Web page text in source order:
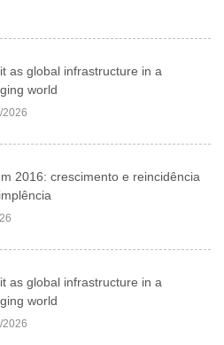
as global infrastructure in a
world
2026
2016: crescimento e reincidência
as global infrastructure in a
world
2026